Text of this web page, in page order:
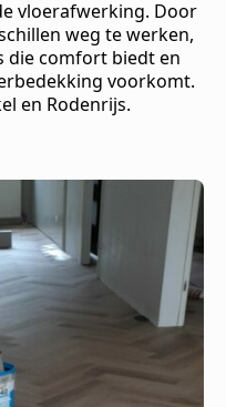
vloerafwerking. Door
weg te werken,
die comfort biedt en
voorkomt.
en Rodenrijs.